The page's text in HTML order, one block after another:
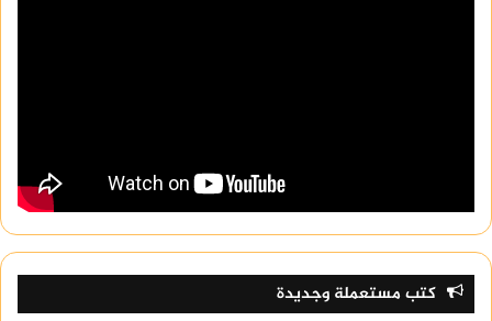
كتب مستعملة وجديدة